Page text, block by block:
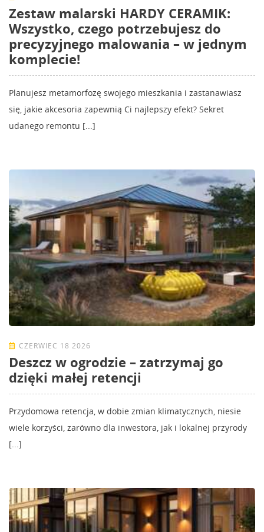
Zestaw malarski HARDY CERAMIK:
Wszystko, czego potrzebujesz do
precyzyjnego malowania – w jednym
komplecie!
Planujesz metamorfozę swojego mieszkania i zastanawiasz
się, jakie akcesoria zapewnią Ci najlepszy efekt? Sekret
udanego remontu [...]
CZERWIEC 18 2026
Deszcz w ogrodzie – zatrzymaj go
dzięki małej retencji
Przydomowa retencja, w dobie zmian klimatycznych, niesie
wiele korzyści, zarówno dla inwestora, jak i lokalnej przyrody
[...]